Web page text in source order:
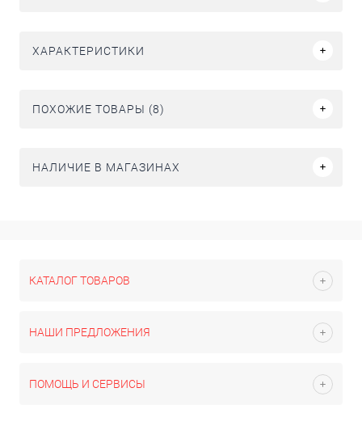
ХАРАКТЕРИСТИКИ
ПОХОЖИЕ ТОВАРЫ (8)
НАЛИЧИЕ В МАГАЗИНАХ
КАТАЛОГ ТОВАРОВ
НАШИ ПРЕДЛОЖЕНИЯ
ПОМОЩЬ И СЕРВИСЫ